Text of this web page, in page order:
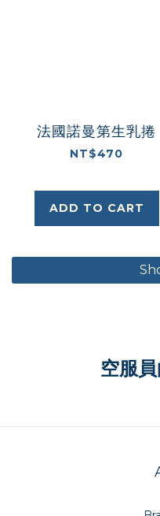
法國諾曼第生乳捲
NT$470
ADD TO CART
空服